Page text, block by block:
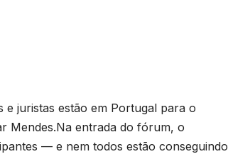
juristas estão em Portugal para o
Mendes.Na entrada do fórum, o
— e nem todos estão conseguindo